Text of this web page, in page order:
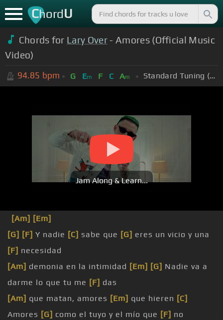
ChordU
Chords for Lary Over- Amores (Official Music
Video)
94.85 bpm G Em F C Am Standard Tuning (EADGBE)
Jam Along & Learn...
[Am] [Em]
[G] [F] Y nadie [C] sabe que [G] eres un vicio y una
[F] necesidad
[Am] demonia en la intimidad [Em] [G] Nadie va a
darme lo que tu me [F] das
[Am] que matan, amores [Em] que hieren [C]
Amores [G] como el tuyo y el mío que [F] no